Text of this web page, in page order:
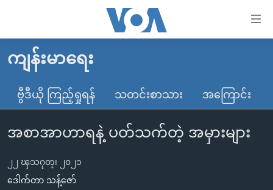
လွယ်ကူ
သည့်
များ
ပင်မ
အကြောင်းအရာ
မူလစာမျက်နှာ
မြန်မာ
ကမ္ဘာ့သတင်းများ
နိုင်ငံတကာ
တရုတ်
ဗွီဒီယို
ရပ်ဝန်းတခု လမ်းတခု အလွန်
ကျန်းမာရေး
ဗွီဒီယို ကြည့်ရှုရန် သတင်းစာသား အကြောင်း
အစာအာဟာရနဲ့ ပတ်သက်တဲ့ အမှားများ
၂၂ ၾသဂုတ္၊ ၂၀၂၁
ဒေါက်တာ သန့်ဇော်